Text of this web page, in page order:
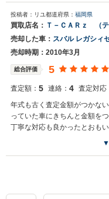
投稿者：リユ 都道府県： 福岡県
買取店名： Ｔ－ＣＡＲｚ （テ
売却した車： スバル レガシィ
売却時期：2010年3月
総合評価 5
査定額： 5 連絡： 4 査定対応
年式も古く査定金額がつかな
っていた車にきちんと金額を
丁寧な対応も良かったとおも
▼